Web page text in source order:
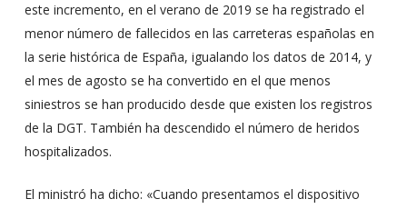
este incremento, en el verano de 2019 se ha registrado el
menor número de fallecidos en las carreteras españolas en
la serie histórica de España, igualando los datos de 2014, y
el mes de agosto se ha convertido en el que menos
siniestros se han producido desde que existen los registros
de la DGT. También ha descendido el número de heridos
hospitalizados.
El ministró ha dicho: «Cuando presentamos el dispositivo